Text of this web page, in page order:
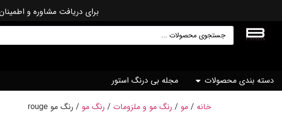
برای دریافت مشاوره و
دسته بندی محصولات مجله بی درنگ استور
خانه / مو / رنگ مو و ملزومات / رنگ مو / رنگ مو rouge